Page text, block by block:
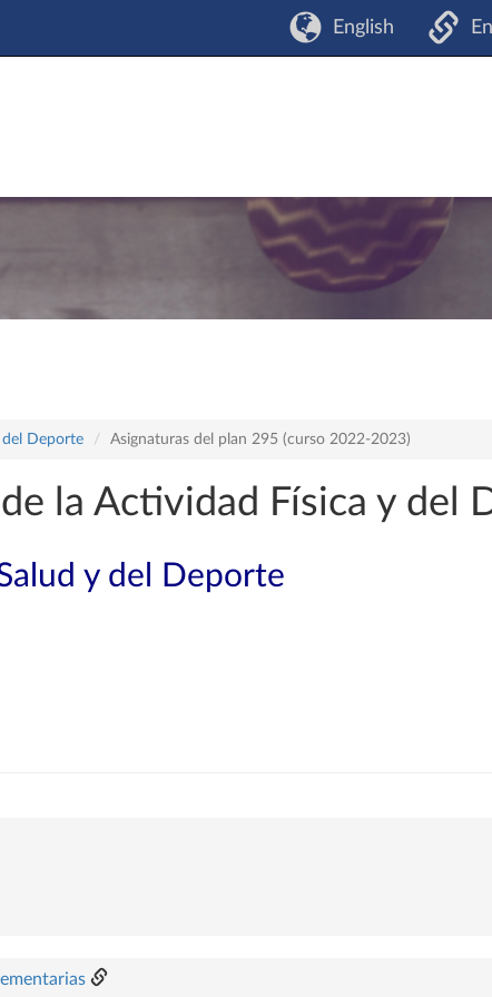
English
del Deporte Asignaturas del plan 295 (curso 2022-2023)
la Actividad Física y del
y del Deporte